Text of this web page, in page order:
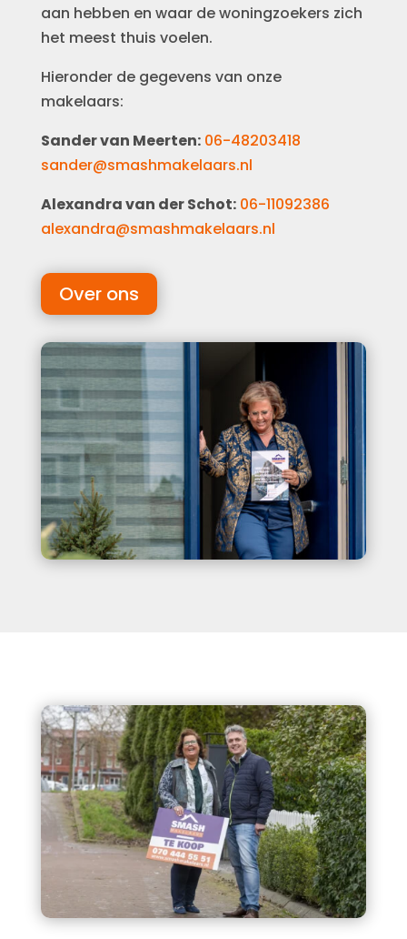
aan hebben en waar de woningzoekers zich
het meest thuis voelen.
Hieronder de gegevens van onze
makelaars:
Sander van Meerten: 06-48203418
sander@smashmakelaars.nl
Alexandra van der Schot: 06-11092386
alexandra@smashmakelaars.nl
Over ons